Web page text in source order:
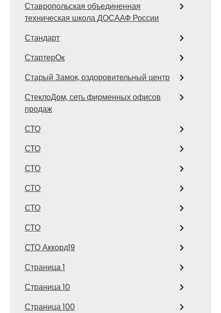
Ставропольская объединенная
техническая школа ДОСААФ России
Стандарт
СтартерОк
Старый Замок, оздоровительный центр
СтеклоДом, сеть фирменных офисов
продаж
СТО
СТО
СТО
СТО
СТО
СТО
СТО Аккорд19
Страница 1
Страница 10
Страница 100